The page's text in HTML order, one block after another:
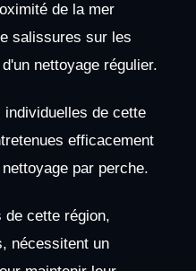
de la mer
salissures sur les
nettoyage régulier.
individuelles de cette
efficacement
par perche.
de cette région,
nécessitent un